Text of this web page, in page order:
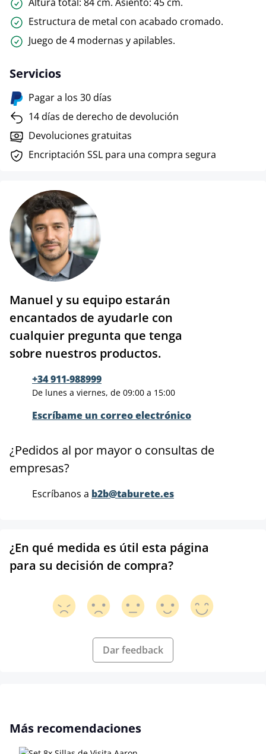
Estructura de metal con acabado cromado.
Juego de 4 modernas y apilables.
Servicios
Pagar a los 30 días
14 días de derecho de devolución
Devoluciones gratuitas
Encriptación SSL para una compra segura
Manuel y su equipo estarán
encantados de ayudarle con
cualquier pregunta que tenga
sobre nuestros productos.
+34 911-988999
De lunes a viernes, de 09:00 a 15:00
Escríbame un correo electrónico
¿Pedidos al por mayor o consultas de
empresas?
Escríbanos a b2b@taburete.es
¿En qué medida es útil esta página
para su decisión de compra?
Dar feedback
Omitir la galería de productos
Más recomendaciones